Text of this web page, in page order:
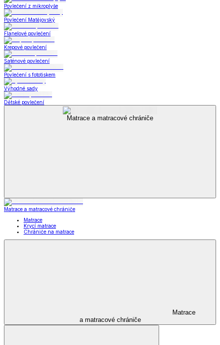
Povlečení z mikroplyše
Povlečení Matějovský
Flanelové povlečení
Krepové povlečení
Saténové povlečení
Povlečení s fototiskem
Výhodné sady
Dětské povlečení
Matrace a matracové chrániče
Matrace a matracové chrániče
Matrace
Krycí matrace
Chrániče na matrace
Matrace
a matracové chrániče